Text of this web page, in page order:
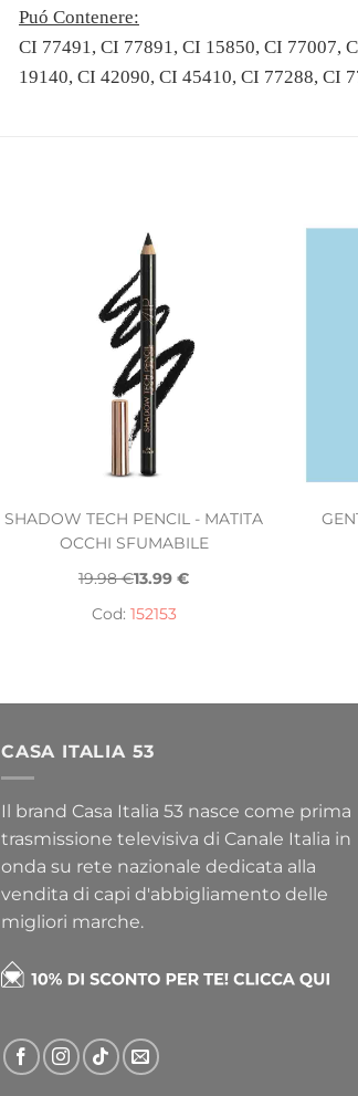
Puó Contenere:
CI 77491, CI 77891, CI 15850, CI 77007,
19140, CI 42090, CI 45410, CI 77288, CI
SHADOW TECH PENCIL - MATITA
OCCHI SFUMABILE
19.98 €13.99 €
Cod: 152153
CASA ITALIA 53
Il brand Casa Italia 53 nasce come prima
trasmissione televisiva di Canale Italia in
onda su rete nazionale dedicata alla
vendita di capi d'abbigliamento delle
migliori marche.